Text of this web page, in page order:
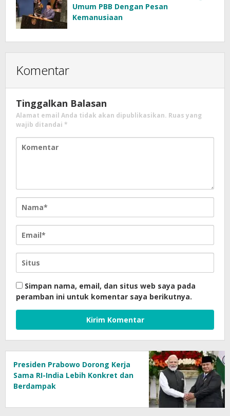
Umum PBB Dengan Pesan
Kemanusiaan
Komentar
Tinggalkan Balasan
Alamat email Anda tidak akan dipublikasikan. Ruas yang
wajib ditandai *
Simpan nama, email, dan situs web saya pada
peramban ini untuk komentar saya berikutnya.
Presiden Prabowo Dorong Kerja
Sama RI-India Lebih Konkret dan
Berdampak